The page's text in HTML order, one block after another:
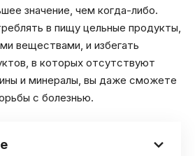
значение, чем когда-либо.
в пищу цельные продукты,
веществами, и избегать
в которых отсутствуют
и минералы, вы даже сможете
с болезнью.